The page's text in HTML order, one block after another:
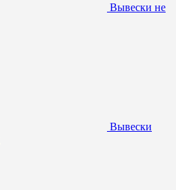
Вывески не
Вывески